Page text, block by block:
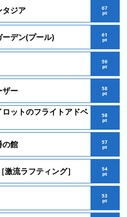
タジア 67
pt
デン(プール) 61
pt
59
pt
ザー 58
pt
ットのフライトアドベ
58
pt
の館 57
pt
激流ラフティング］ 54
pt
53
pt